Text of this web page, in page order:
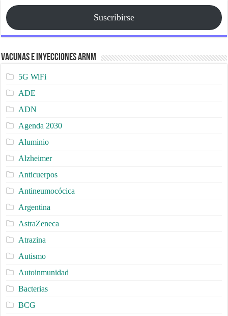
Suscribirse
Vacunas e Inyecciones ARNm
5G WiFi
ADE
ADN
Agenda 2030
Aluminio
Alzheimer
Anticuerpos
Antineumocócica
Argentina
AstraZeneca
Atrazina
Autismo
Autoinmunidad
Bacterias
BCG